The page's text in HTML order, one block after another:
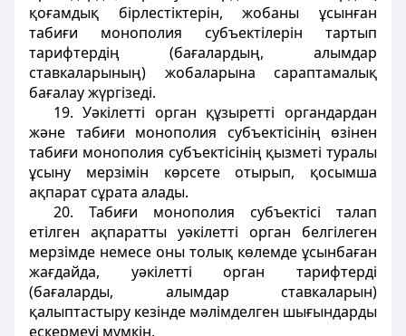
қоғамдық бірлестiктерiн, жобаны ұсынған
табиғи монополия субъектілерiн тартып
тарифтердің (бағалардың, алымдар
ставкаларының) жобаларына сараптамалық
бағалау жүргізедi.
19. Уәкiлетті орган құзыретті органдардан
және табиғи монополия субъектiсiнiң өзiнен
табиғи монополия субъектiсiнiң қызметi туралы
ұсыну мерзiмiн көрсете отырып, қосымша
ақпарат сұрата алады.
20. Табиғи монополия субъектiсi талап
етiлген ақпаратты уәкілеттi орган белгiлеген
мерзiмде немесе оны толық көлемде ұсынбаған
жағдайда, уәкiлетті орган тарифтердi
(бағаларды, алымдар ставкаларын)
қалыптастыру кезiнде мәлімделген шығындарды
ескермеуі мүмкiн.